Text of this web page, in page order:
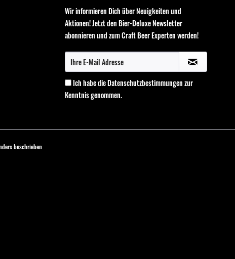
Wir informieren Dich über Neuigkeiten und
Aktionen! Jetzt den Bier-Deluxe Newsletter
abonnieren und zum Craft Beer Experten werden!
Ich habe dieDatenschutzbestimmungenzur
Kenntnis genommen.
beschrieben